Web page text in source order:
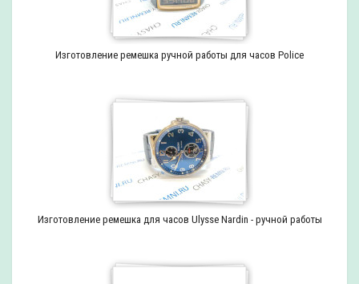
Изготовление ремешка ручной работы для часов Police
Изготовление ремешка для часов Ulysse Nardin - ручной работы